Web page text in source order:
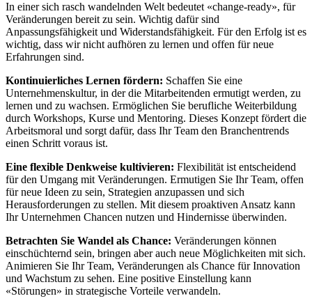
In einer sich rasch wandelnden Welt bedeutet «change-ready», für
Veränderungen bereit zu sein. Wichtig dafür sind
Anpassungsfähigkeit und Widerstandsfähigkeit. Für den Erfolg ist es
wichtig, dass wir nicht aufhören zu lernen und offen für neue
Erfahrungen sind.
Kontinuierliches Lernen fördern: Schaffen Sie eine
Unternehmenskultur, in der die Mitarbeitenden ermutigt werden, zu
lernen und zu wachsen. Ermöglichen Sie berufliche Weiterbildung
durch Workshops, Kurse und Mentoring. Dieses Konzept fördert die
Arbeitsmoral und sorgt dafür, dass Ihr Team den Branchentrends
einen Schritt voraus ist.
Eine flexible Denkweise kultivieren: Flexibilität ist entscheidend
für den Umgang mit Veränderungen. Ermutigen Sie Ihr Team, offen
für neue Ideen zu sein, Strategien anzupassen und sich
Herausforderungen zu stellen. Mit diesem proaktiven Ansatz kann
Ihr Unternehmen Chancen nutzen und Hindernisse überwinden.
Betrachten Sie Wandel als Chance: Veränderungen können
einschüchternd sein, bringen aber auch neue Möglichkeiten mit sich.
Animieren Sie Ihr Team, Veränderungen als Chance für Innovation
und Wachstum zu sehen. Eine positive Einstellung kann
«Störungen» in strategische Vorteile verwandeln.